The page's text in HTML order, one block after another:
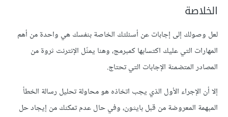
الخلاصة
لعل وصولك إلى إجابات عن أسئلتك الخاصة بنفسك هي واحدة من أهم
المهارات التي عليك اكتسابها كمبرمج، وهنا يمثّل الإنترنت ثروة من
المصادر المتضمنة الإجابات التي تحتاج.
إلا أن الإجراء الأول الذي يجب اتخاذه هو محاولة تحليل رسالة الخطأ
المبهمة المعروضة من قبل بايثون، وفي حال عدم تمكنك من إيجاد حل